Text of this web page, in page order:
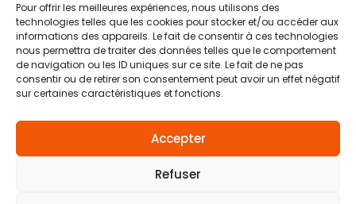
Pour offrir les meilleures expériences, nous utilisons des
technologies telles que les cookies pour stocker et/ou accéder aux
informations des appareils. Le fait de consentir à ces technologies
nous permettra de traiter des données telles que le comportement
de navigation ou les ID uniques sur ce site. Le fait de ne pas
consentir ou de retirer son consentement peut avoir un effet négatif
sur certaines caractéristiques et fonctions.
Accepter
Refuser
Copyright © 2026 Electricité Générale particulier
et professionnel
Politique de confidentialité
Mentions Légales